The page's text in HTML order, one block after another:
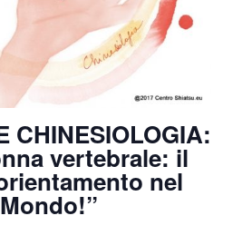
CHINESIOLOGIA:
vertebrale: il
nel
Mondo!”